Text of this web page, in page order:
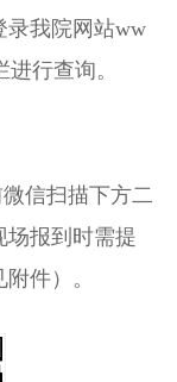
录我院网站ww
行查询。
信扫描下方二
场报到时需提
件）。